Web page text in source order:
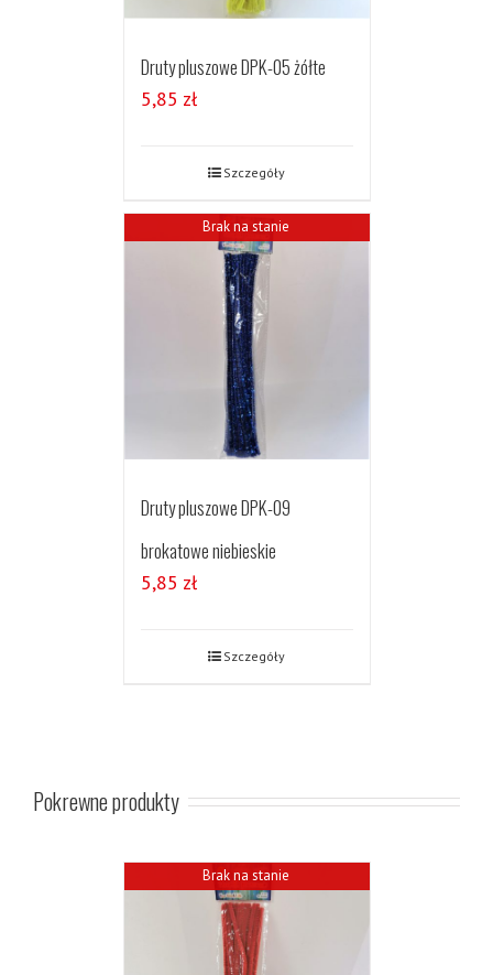
Druty pluszowe DPK-05 żółte
5,85 zł
Szczegóły
Brak na stanie
Druty pluszowe DPK-09
brokatowe niebieskie
5,85 zł
Szczegóły
Pokrewne produkty
Brak na stanie